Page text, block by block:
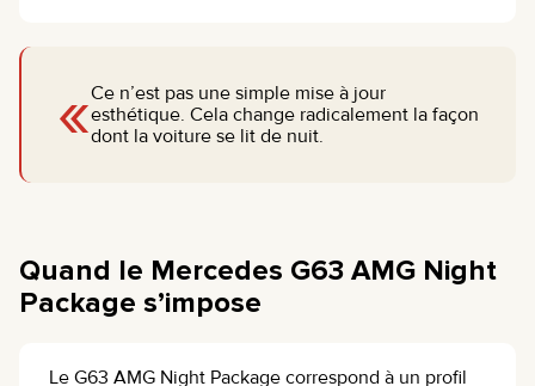
«Ce n’est pas une simple mise à jour
esthétique. Cela change radicalement la façon
dont la voiture se lit de nuit.
Quand le Mercedes G63 AMG Night
Package s’impose
Le G63 AMG Night Package correspond à un profil